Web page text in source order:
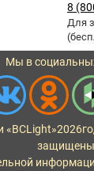
8
Для
Мы в
«BCLight»2026